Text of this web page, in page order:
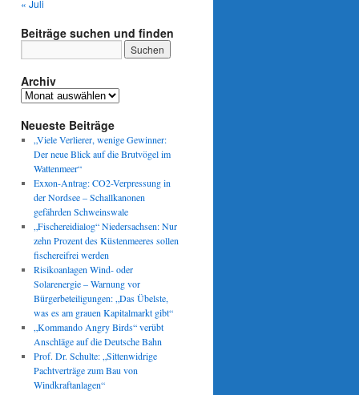
« Juli
Beiträge suchen und finden
Archiv
Archiv
Neueste Beiträge
„Viele Verlierer, wenige Gewinner:
Der neue Blick auf die Brutvögel im
Wattenmeer“
Exxon-Antrag: CO2-Verpressung in
der Nordsee – Schallkanonen
gefährden Schweinswale
„Fischereidialog“ Niedersachsen: Nur
zehn Prozent des Küstenmeeres sollen
fischereifrei werden
Risikoanlagen Wind- oder
Solarenergie – Warnung vor
Bürgerbeteiligungen: „Das Übelste,
was es am grauen Kapitalmarkt gibt“
„Kommando Angry Birds“ verübt
Anschläge auf die Deutsche Bahn
Prof. Dr. Schulte: „Sittenwidrige
Pachtverträge zum Bau von
Windkraftanlagen“